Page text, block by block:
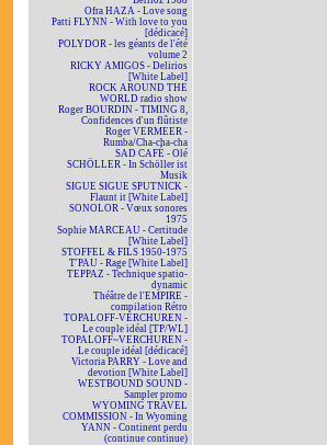
Ofra HAZA - Love song
Patti FLYNN - With love to you
[dédicacé]
POLYDOR - les géants de l'été
volume 2
RICKY AMIGOS - Delirios
[White Label]
ROCK AROUND THE
WORLD radio show
Roger BOURDIN - TIMING 8,
Confidences d'un flûtiste
Roger VERMEER -
Rumba/Cha-cha-cha
SAD CAFÉ - Olé
SCHÖLLER - In Schöller ist
Musik
SIGUE SIGUE SPUTNICK -
Flaunt it [White Label]
SONOLOR - Vœux sonores
1975
Sophie MARCEAU - Certitude
[White Label]
STOFFEL & FILS 1950-1975
T'PAU - Rage [White Label]
TEPPAZ - Technique spatio-
dynamic
Théâtre de l'EMPIRE -
compilation Rétro
TOPALOFF-VERCHUREN -
Le couple idéal [TP/WL]
TOPALOFF~VERCHUREN -
Le couple idéal [dédicacé]
Victoria PARRY - Love and
devotion [White Label]
WESTBOUND SOUND -
Sampler promo
WYOMING TRAVEL
COMMISSION - In Wyoming
YANN - Continent perdu
(continue continue)